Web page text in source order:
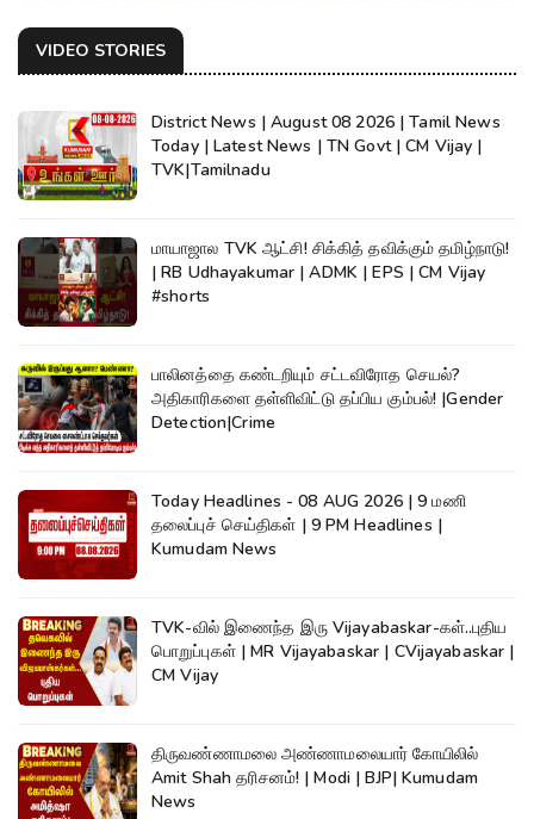
VIDEO STORIES
District News | August 08 2026 | Tamil News
Today | Latest News | TN Govt | CM Vijay |
TVK|Tamilnadu
மாயாஜால TVK ஆட்சி! சிக்கித் தவிக்கும் தமிழ்நாடு!
| RB Udhayakumar | ADMK | EPS | CM Vijay
#shorts
பாலினத்தை கண்டறியும் சட்டவிரோத செயல்?
அதிகாரிகளை தள்ளிவிட்டு தப்பிய கும்பல்! |Gender
Detection|Crime
Today Headlines - 08 AUG 2026 | 9 மணி
தலைப்புச் செய்திகள் | 9 PM Headlines |
Kumudam News
TVK-வில் இணைந்த இரு Vijayabaskar-கள்..புதிய
பொறுப்புகள் | MR Vijayabaskar | CVijayabaskar |
CM Vijay
திருவண்ணாமலை அண்ணாமலையார் கோயிலில்
Amit Shah தரிசனம்! | Modi | BJP| Kumudam
News